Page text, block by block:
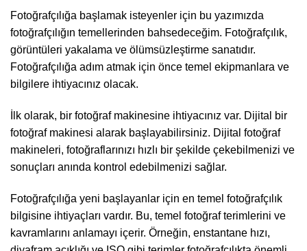
Fotoğrafçılığa başlamak isteyenler için bu yazımızda
fotoğrafçılığın temellerinden bahsedeceğim. Fotoğrafçılık,
görüntüleri yakalama ve ölümsüzleştirme sanatıdır.
Fotoğrafçılığa adım atmak için önce temel ekipmanlara ve
bilgilere ihtiyacınız olacak.
İlk olarak, bir fotoğraf makinesine ihtiyacınız var. Dijital bir
fotoğraf makinesi alarak başlayabilirsiniz. Dijital fotoğraf
makineleri, fotoğraflarınızı hızlı bir şekilde çekebilmenizi ve
sonuçları anında kontrol edebilmenizi sağlar.
Fotoğrafçılığa yeni başlayanlar için en temel fotoğrafçılık
bilgisine ihtiyaçları vardır. Bu, temel fotoğraf terimlerini ve
kavramlarını anlamayı içerir. Örneğin, enstantane hızı,